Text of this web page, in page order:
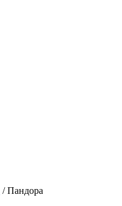
/ Пандора